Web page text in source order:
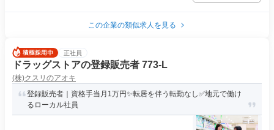
この企業の類似求人を見る
正社員
ドラッグストアの登録販売者 773-L
(株)クスリのアオキ
登録販売者｜資格手当月1万円✨転居を伴う転勤なし✅地元で働け
るローカル社員